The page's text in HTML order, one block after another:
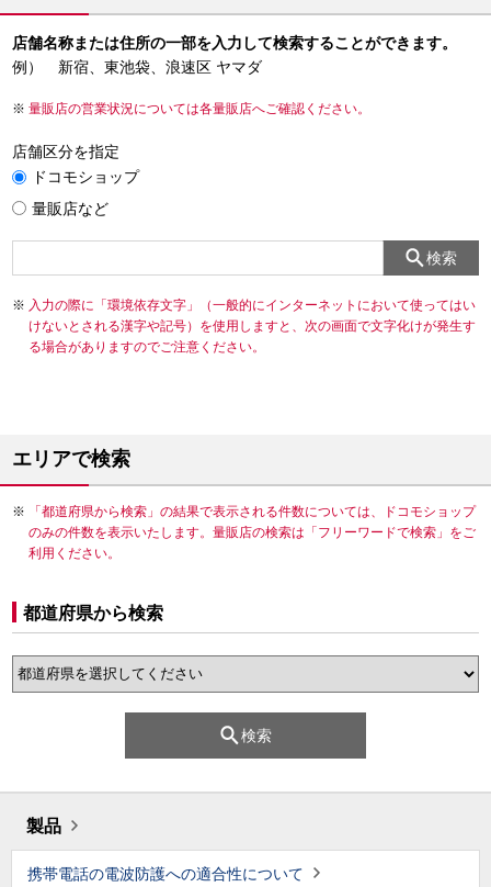
店舗名称または住所の一部を入力して検索することができます。
例） 新宿、東池袋、浪速区 ヤマダ
量販店の営業状況については各量販店へご確認ください。
店舗区分を指定
ドコモショップ
量販店など
検索
入力の際に「環境依存文字」（一般的にインターネットにおいて使ってはい
けないとされる漢字や記号）を使用しますと、次の画面で文字化けが発生す
る場合がありますのでご注意ください。
エリアで検索
「都道府県から検索」の結果で表示される件数については、ドコモショップ
のみの件数を表示いたします。量販店の検索は「フリーワードで検索」をご
利用ください。
都道府県から検索
検索
製品
携帯電話の電波防護への適合性について